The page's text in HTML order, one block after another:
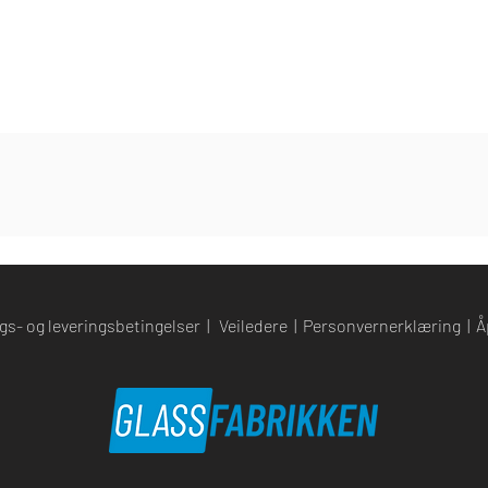
og leveringsbetingelser | Veiledere | Personvernerklæring |